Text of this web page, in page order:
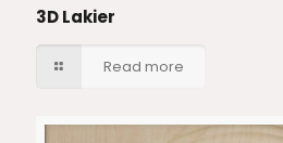
3D Lakier
Read more